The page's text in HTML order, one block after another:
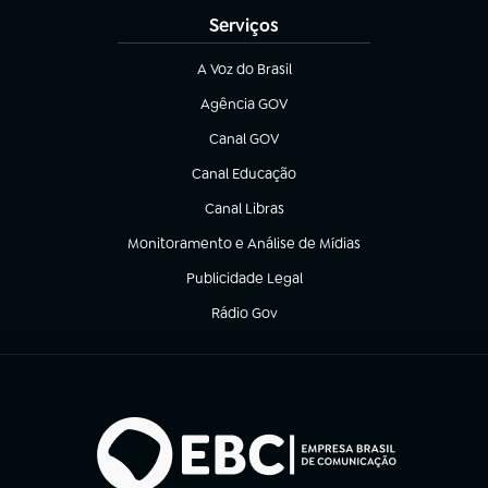
Serviços
A Voz do Brasil
(abre em nova aba)
Agência GOV
(abre em nova aba)
Canal GOV
(abre em nova aba)
Canal Educação
(abre em nova aba)
Canal Libras
(abre em nova aba)
Monitoramento e Análise de Mídias
(abre em nova aba)
Publicidade Legal
(abre em nova aba)
Rádio Gov
(abre em nova aba)